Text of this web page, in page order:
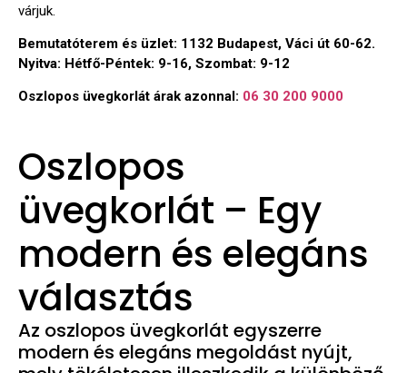
várjuk.
Bemutatóterem és üzlet: 1132 Budapest, Váci út 60-62.
Nyitva: Hétfő-Péntek: 9-16, Szombat: 9-12
Oszlopos üvegkorlát árak azonnal: 06 30 200 9000
Oszlopos
üvegkorlát – Egy
modern és elegáns
választás
Az oszlopos üvegkorlát egyszerre
modern és elegáns megoldást nyújt,